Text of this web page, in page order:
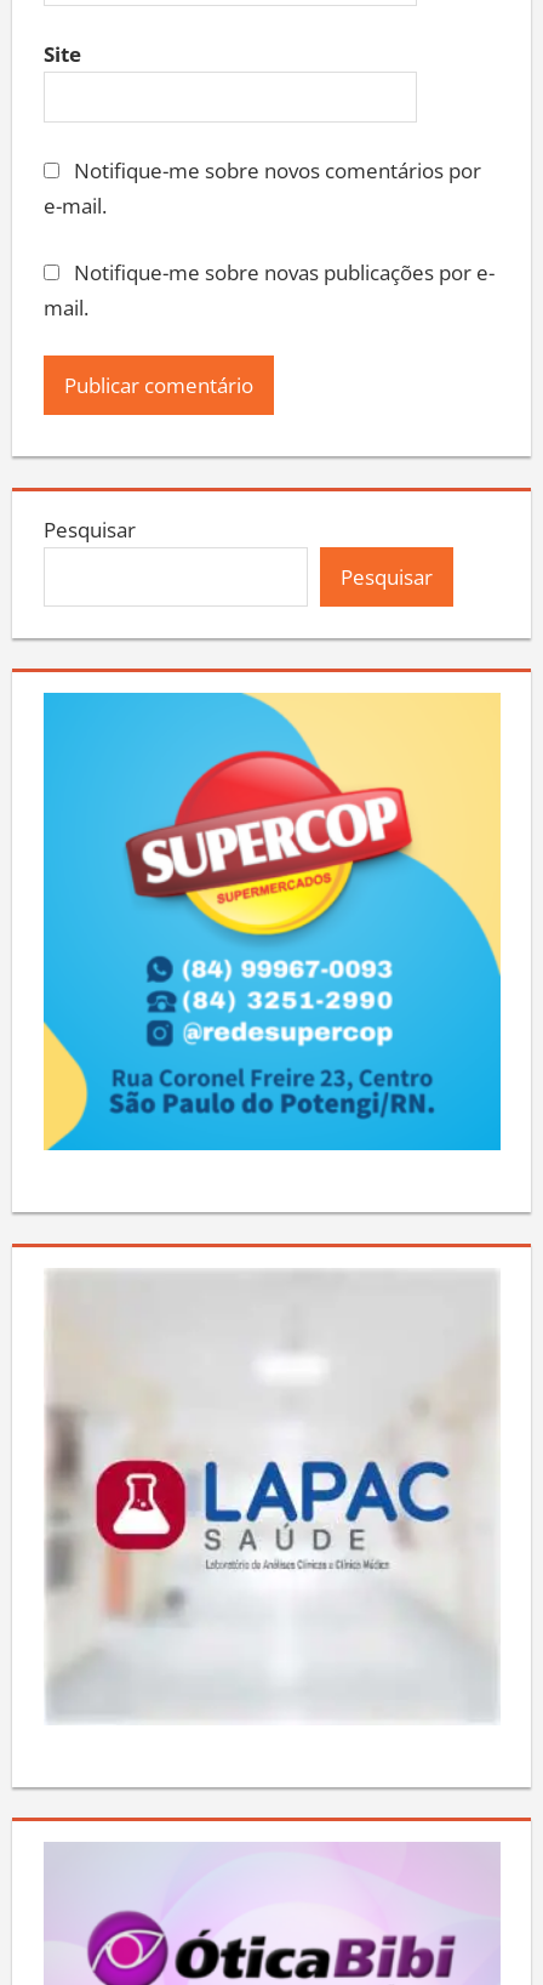
Site
Notifique-me sobre novos comentários por
e-mail.
Notifique-me sobre novas publicações por e-
mail.
Pesquisar
Pesquisar